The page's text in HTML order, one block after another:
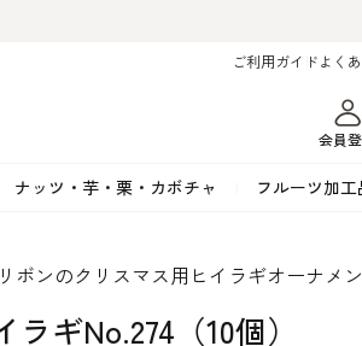
ご利用ガイドよく
会員
蜂蜜・蜜蝋
ワッフルシュガー
ト
ート
フレーバーチョコレート
カカオマス・カカオバター
ナッツ・芋・栗・カボチャ
・芋
のナッツ・シード
フルーツ加工
ースト
シロップ漬け・水煮
フルーツゼスト
ボンのクリスマス用ヒイラギオーナメ
ラギNo.274（10個）